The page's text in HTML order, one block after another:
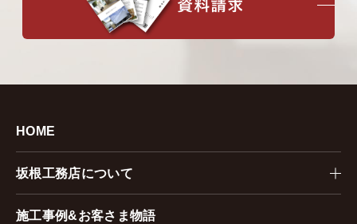
HOME
坂根工務店について
施工事例&お客さま物語